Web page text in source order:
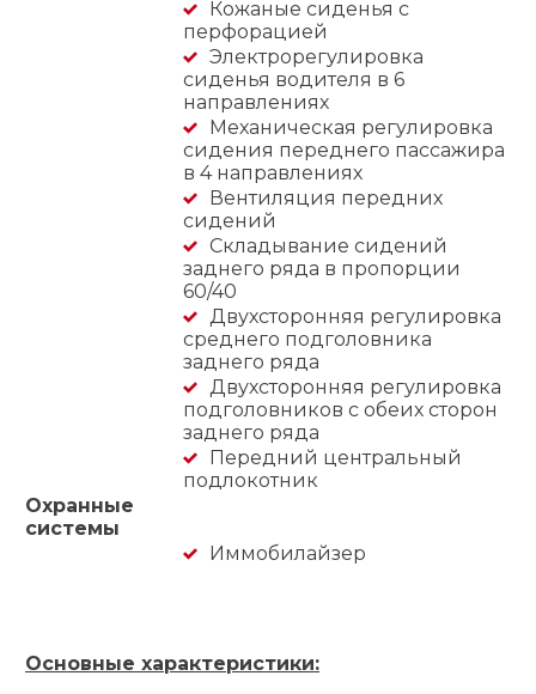
Кожаные сиденья с
перфорацией
Электрорегулировка
сиденья водителя в 6
направлениях
Механическая регулировка
сидения переднего пассажира
в 4 направлениях
Вентиляция передних
сидений
Складывание сидений
заднего ряда в пропорции
60/40
Двухсторонняя регулировка
среднего подголовника
заднего ряда
Двухсторонняя регулировка
подголовников с обеих сторон
заднего ряда
Передний центральный
подлокотник
Охранные
системы
Иммобилайзер
Основные характеристики: